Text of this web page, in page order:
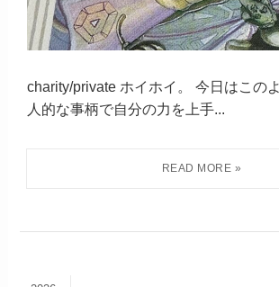
charity/private ホイホイ。 今日はこの
人的な事柄で自分の力を上手...